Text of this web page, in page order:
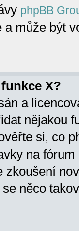
phpBB
a může být
X?
a
nějakou
si, co
na
zkoušení
něco